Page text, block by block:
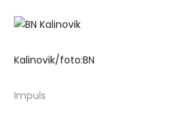
Kalinovik/foto:BN
Impuls